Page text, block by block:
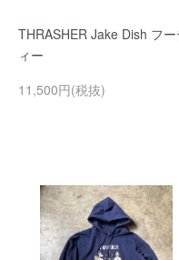
THRASHER Jake Dish フ
ィー
11,500円(税抜)